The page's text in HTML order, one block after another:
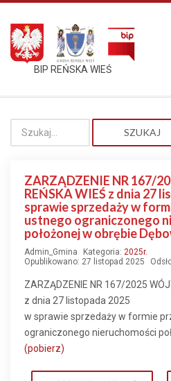
BIP REŃSKA WIEŚ
SZUKAJ
ZARZĄDZENIE NR 167/
REŃSKA WIEŚ z dnia 27
sprawie sprzedaży w
ustnego ograniczonego
położonej w obrębie
Admin_Gmina Kategoria: 2025r.
Opublikowano: 27 listopad 2025
ZARZĄDZENIE NR 167/2025
z dnia 27 listopada 2025
w sprawie sprzedaży w formie
ograniczonego nieruchomości
(pobierz)